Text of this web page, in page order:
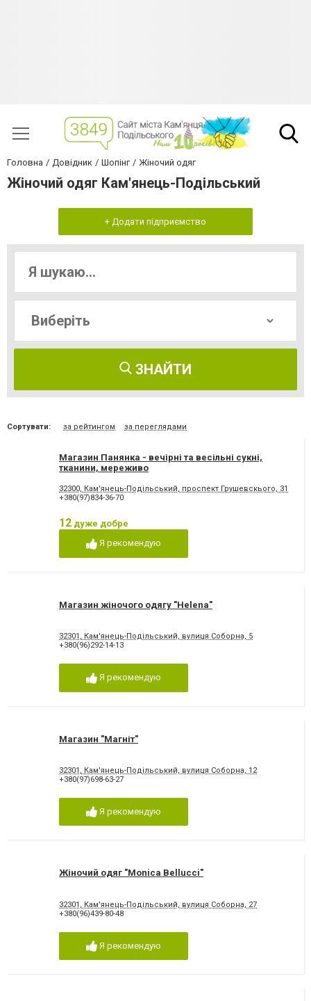
Головна Довідник Шопінг Жіночий одяг
Жіночий одяг Кам'янець-Подільський
+ Додати підприємство
ЗНАЙТИ
Сортувати: за рейтингом за переглядами
Магазин Панянка - вечірні та весільні сукні,
тканини, мереживо
32300, Кам'янець-Подільський, проспект Грушевскього, 31
+380(97)834-36-70
12 дуже добре
Я рекомендую
Магазин жіночого одягу "Helena"
32301, Кам'янець-Подільський, вулиця Соборна, 5
+380(96)292-14-13
Я рекомендую
Магазин "Магніт"
32301, Кам'янець-Подільський, вулиця Соборна, 12
+380(97)698-63-27
Я рекомендую
Жіночий одяг "Monica Bellucci"
32301, Кам'янець-Подільський, вулиця Соборна, 27
+380(96)439-80-48
Я рекомендую